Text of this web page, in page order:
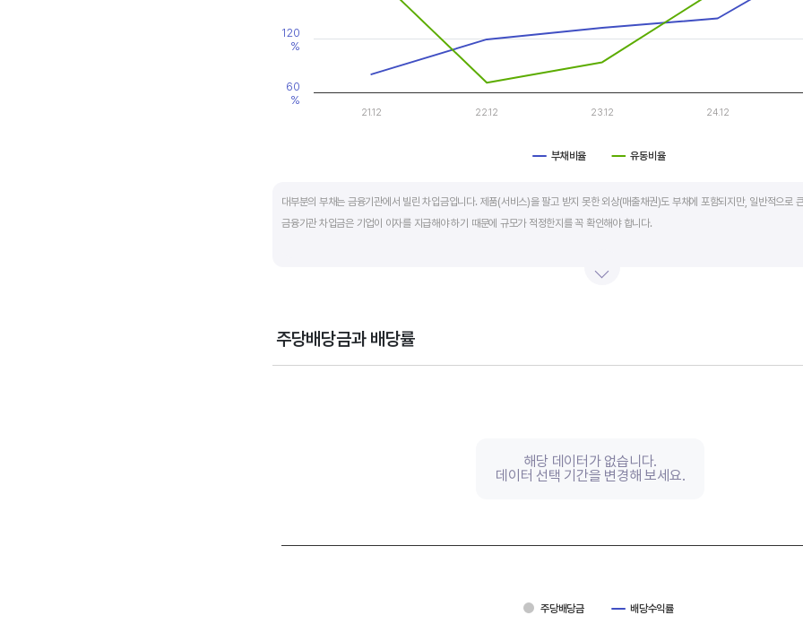
부채비율 유동비율
21.12 22.12 23.12 24.12
60
%
120
%
대부분의 부채는 금융기관에서 빌린 차입금입니다. 제품(서비스)을 팔고 받지 못한 외상(매출채권)도 부채에 포함되지만, 일반적으로
금융기관 차입금은 기업이 이자를 지급해야 하기 때문에 규모가 적정한지를 꼭 확인해야 합니다.
주당배당금과 배당률
Chart
주당배당금 배당수익률
해당 데이터가 없습니다.
데이터 선택 기간을 변경해 보세요.